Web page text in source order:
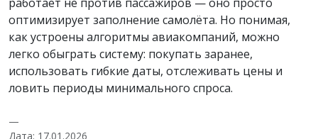
работает не против пассажиров — оно просто
оптимизирует заполнение самолёта. Но понимая,
как устроены алгоритмы авиакомпаний, можно
легко обыграть систему: покупать заранее,
использовать гибкие даты, отслеживать цены и
ловить периоды минимального спроса.
—
Дата: 17.01.2026